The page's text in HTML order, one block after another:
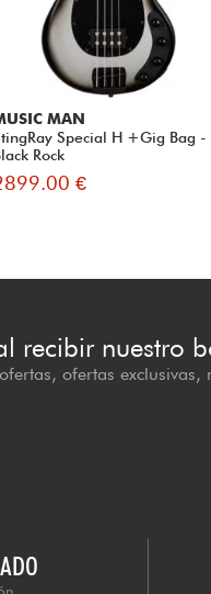
MAN
Special H +Gig Bag -
Rock
€
recibir nuestro
ofertas exclusivas,